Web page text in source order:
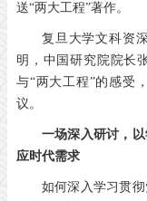
送“两大工程”著作。
复旦大学文科资
明，中国研究院院长
与“两大工程”的感受
议。
一场深入研讨，
应时代需求
如何深入学习贯